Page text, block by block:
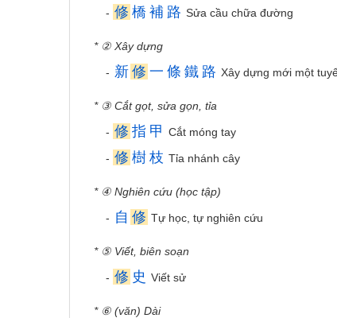
- 修 橋 補 路 Sửa cầu chữa đường
* ② Xây dựng
- 新 修 一 條 鐵 路 Xây dựng mới một
* ③ Cắt gọt, sửa gọn, tỉa
- 修 指 甲 Cắt móng tay
- 修 樹 枝 Tỉa nhánh cây
* ④ Nghiên cứu (học tập)
- 自 修 Tự học, tự nghiên cứu
* ⑤ Viết, biên soạn
- 修 史 Viết sử
* ⑥ (văn) Dài